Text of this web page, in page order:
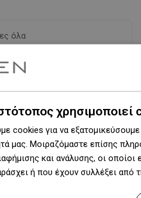
όλα
προϊόντων
logistics επιφάνειας
από 68 χιλιάδες
παρέχει πάνω από 1
χρησιμοποιεί
cookies για να
μας. Μοιραζόμαστε επίσης
και ανάλυσης, οι
ή που έχουν συλλέξει